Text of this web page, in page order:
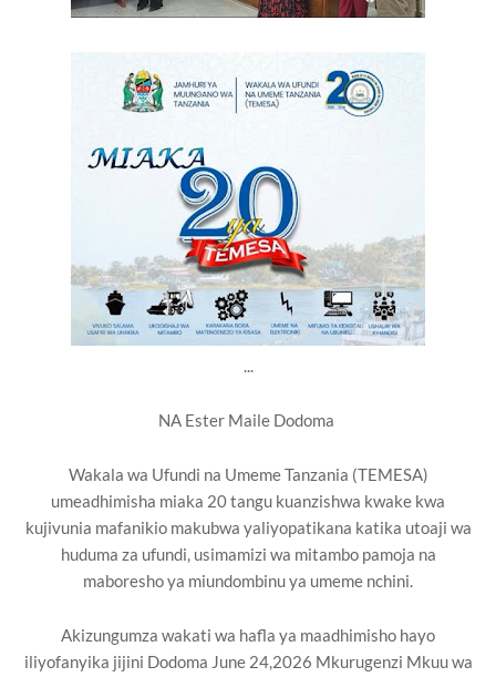
...
NA Ester Maile Dodoma
Wakala wa Ufundi na Umeme Tanzania (TEMESA)
umeadhimisha miaka 20 tangu kuanzishwa kwake kwa
kujivunia mafanikio makubwa yaliyopatikana katika utoaji wa
huduma za ufundi, usimamizi wa mitambo pamoja na
maboresho ya miundombinu ya umeme nchini.
Akizungumza wakati wa hafla ya maadhimisho hayo
iliyofanyika jijini Dodoma June 24,2026 Mkurugenzi Mkuu wa